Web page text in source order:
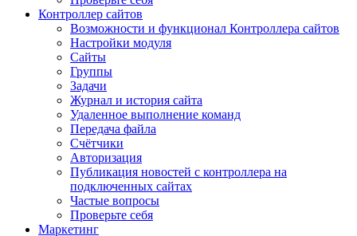
Контроллер сайтов
Возможности и функционал Контроллера сайтов
Настройки модуля
Сайты
Группы
Задачи
Журнал и история сайта
Удаленное выполнение команд
Передача файла
Счётчики
Авторизация
Публикация новостей с контроллера на
подключенных сайтах
Частые вопросы
Проверьте себя
Маркетинг